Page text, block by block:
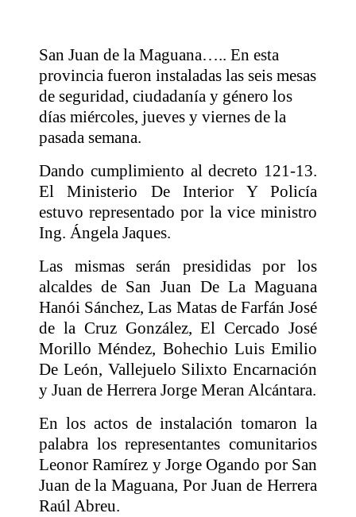
San Juan de la Maguana….. En esta
provincia fueron instaladas las seis mesas
de seguridad, ciudadanía y género los
días miércoles, jueves y viernes de la
pasada semana.
Dando cumplimiento al decreto 121-13.
El Ministerio De Interior Y Policía
estuvo representado por la vice ministro
Ing. Ángela Jaques.
Las mismas serán presididas por los
alcaldes de San Juan De La Maguana
Hanói Sánchez, Las Matas de Farfán José
de la Cruz González, El Cercado José
Morillo Méndez, Bohechio Luis Emilio
De León, Vallejuelo Silixto Encarnación
y Juan de Herrera Jorge Meran Alcántara.
En los actos de instalación tomaron la
palabra los representantes comunitarios
Leonor Ramírez y Jorge Ogando por San
Juan de la Maguana, Por Juan de Herrera
Raúl Abreu.